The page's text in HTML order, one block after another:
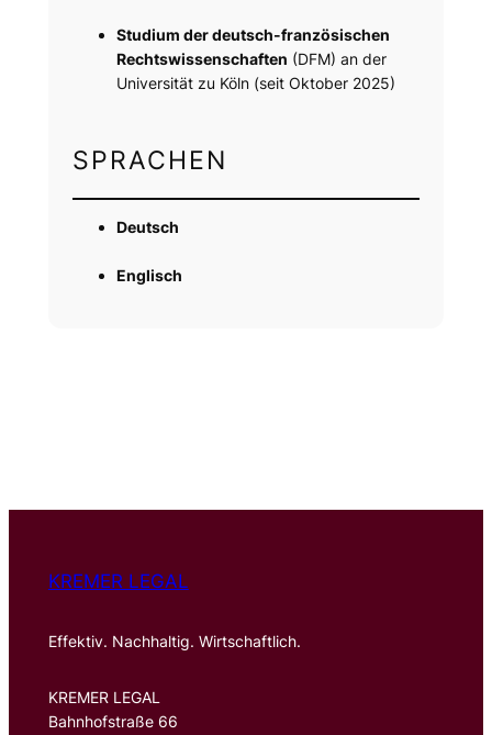
Studium der deutsch-französischen
Rechtswissenschaften (DFM) an der
Universität zu Köln (seit Oktober 2025)
SPRACHEN
Deutsch
Englisch
KREMER LEGAL
Effektiv. Nachhaltig. Wirtschaftlich.
KREMER LEGAL
Bahnhofstraße 66